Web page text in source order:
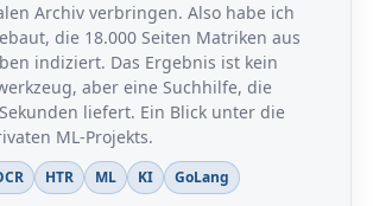
Archiv verbringen. Also habe ich
die 18.000 Seiten Matriken aus
indiziert. Das Ergebnis ist kein
aber eine Suchhilfe, die
liefert. Ein Blick unter die
ML-Projekts.
HTR ML KI GoLang